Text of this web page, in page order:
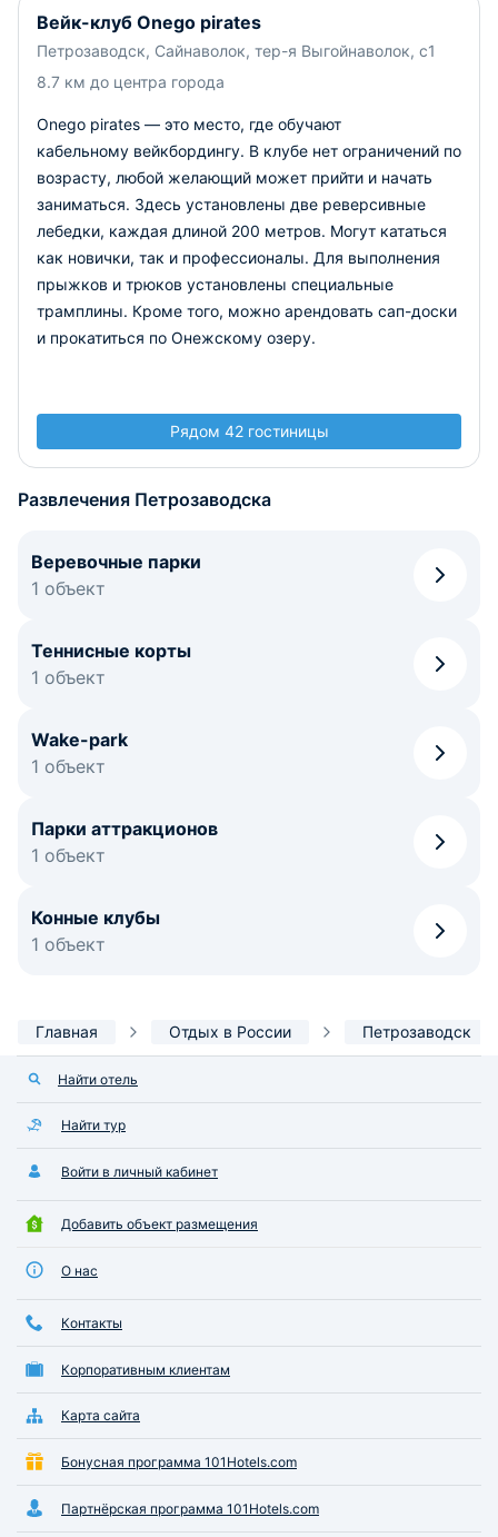
Вейк-клуб Onego pirates
Петрозаводск, Сайнаволок, тер-я Выгойнаволок, с1
8.7 км до центра города
Onego pirates — это место, где обучают
кабельному вейкбордингу. В клубе нет ограничений по
возрасту, любой желающий может прийти и начать
заниматься. Здесь установлены две реверсивные
лебедки, каждая длиной 200 метров. Могут кататься
как новички, так и профессионалы. Для выполнения
прыжков и трюков установлены специальные
трамплины. Кроме того, можно арендовать сап-доски
и прокатиться по Онежскому озеру.
Рядом 42 гостиницы
Развлечения Петрозаводска
Веревочные парки
1 объект
Теннисные корты
1 объект
Wake-park
1 объект
Парки аттракционов
1 объект
Конные клубы
1 объект
Главная Отдых в России Петрозаводск
Найти отель
Найти тур
Войти в личный кабинет
Добавить объект размещения
О нас
Контакты
Корпоративным клиентам
Карта сайта
Бонусная программа 101Hotels.com
Партнёрская программа 101Hotels.com